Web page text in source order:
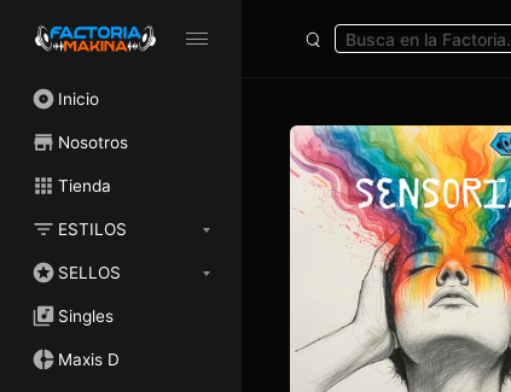
Inicio
Nosotros
Tienda
ESTILOS
SELLOS
Singles
Maxis D